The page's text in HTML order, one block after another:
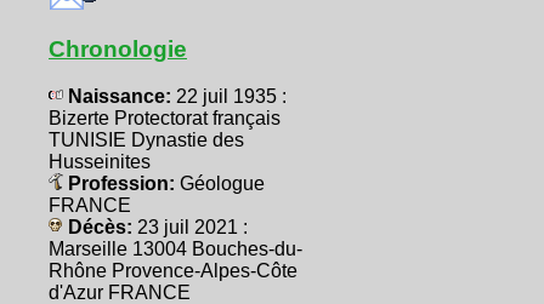
Chronologie
Naissance: 22 juil 1935 :
Bizerte Protectorat français
TUNISIE Dynastie des
Husseinites
Profession: Géologue
FRANCE
Décès: 23 juil 2021 :
Marseille 13004 Bouches-du-
Rhône Provence-Alpes-Côte
d'Azur FRANCE